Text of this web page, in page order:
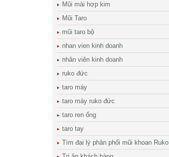
Mũi mài hợp kim
Mũi Taro
mũi taro bộ
nhan vien kinh doanh
nhân viên kinh doanh
ruko đức
taro máy
taro máy ruko đức
taro ren ống
taro tay
Tìm đại lý phân phối mũi khoan Ruko